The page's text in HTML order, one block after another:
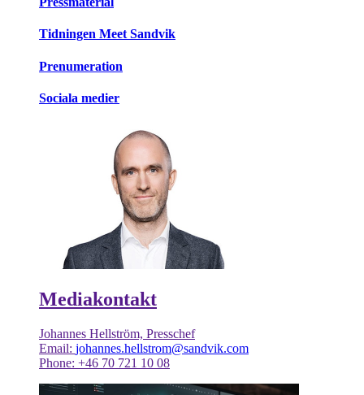
Tidningen Meet Sandvik
Prenumeration
Sociala medier
Mediakontakt
Johannes Hellström, Presschef
Email: johannes.hellstrom@sandvik.com
Phone: +46 70 721 10 08